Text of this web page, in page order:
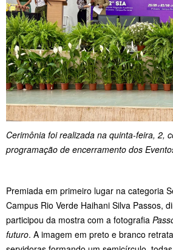
Cerimônia foi realizada na quinta-feira, 2,
programação de encerramento dos
Premiada em primeiro lugar na categoria
Campus Rio Verde Haihani Silva Passos,
participou da mostra com a fotografia
futuro. A imagem em preto e branco